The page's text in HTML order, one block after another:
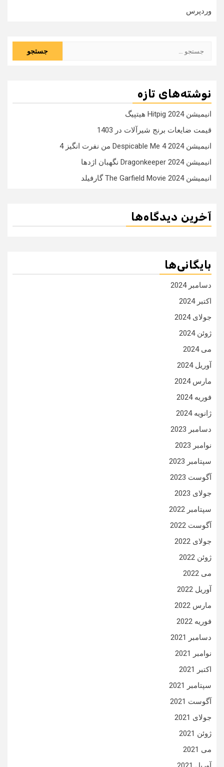
وردپرس
نوشته‌های تازه
انیمیشن Hitpig 2024 هیتپیگ
قیمت ضایعات برنج شیرآلات در 1403
انیمیشن Despicable Me 4 2024 من نفرت انگیز 4
انیمیشن Dragonkeeper 2024 نگهبان اژدها
انیمیشن The Garfield Movie 2024 گارفیلد
آخرین دیدگاه‌ها
بایگانی‌ها
دسامبر 2024
اکتبر 2024
جولای 2024
ژوئن 2024
می 2024
آوریل 2024
مارس 2024
فوریه 2024
ژانویه 2024
دسامبر 2023
نوامبر 2023
سپتامبر 2023
آگوست 2023
جولای 2023
سپتامبر 2022
آگوست 2022
جولای 2022
ژوئن 2022
می 2022
آوریل 2022
مارس 2022
فوریه 2022
دسامبر 2021
نوامبر 2021
اکتبر 2021
سپتامبر 2021
آگوست 2021
جولای 2021
ژوئن 2021
می 2021